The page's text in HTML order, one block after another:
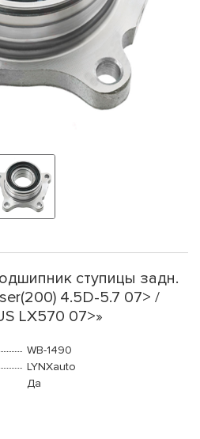
ступицы задн.
4.5D-5.7 07> /
LX570 07>»
WB-1490
LYNXauto
Да